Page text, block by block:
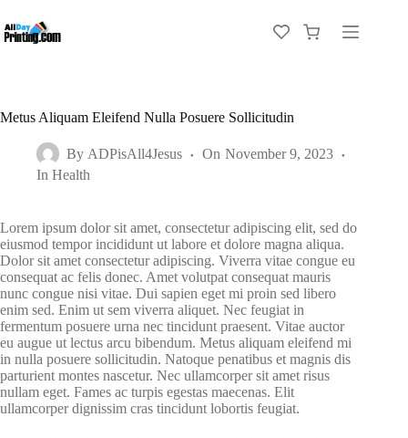
to
content
Shopping
Metus Aliquam Eleifend Nulla Posuere Sollicitudin
By ADPisAll4Jesus On November 9, 2023
In Health
Lorem ipsum dolor sit amet, consectetur adipiscing elit, sed do
eiusmod tempor incididunt ut labore et dolore magna aliqua.
Dolor sit amet consectetur adipiscing. Viverra vitae congue eu
consequat ac felis donec. Amet volutpat consequat mauris
nunc congue nisi vitae. Dui sapien eget mi proin sed libero
enim sed. Enim ut sem viverra aliquet. Nec feugiat in
fermentum posuere urna nec tincidunt praesent. Vitae auctor
eu augue ut lectus arcu bibendum. Metus aliquam eleifend mi
in nulla posuere sollicitudin. Natoque penatibus et magnis dis
parturient montes nascetur. Nec ullamcorper sit amet risus
nullam eget. Fames ac turpis egestas maecenas. Elit
ullamcorper dignissim cras tincidunt lobortis feugiat.